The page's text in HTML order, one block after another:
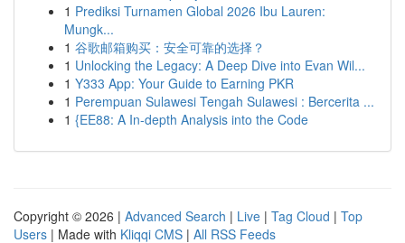
1 Prediksi Turnamen Global 2026 Ibu Lauren:
Mungk...
1 谷歌邮箱购买：安全可靠的选择？
1 Unlocking the Legacy: A Deep Dive into Evan Wil...
1 Y333 App: Your Guide to Earning PKR
1 Perempuan Sulawesi Tengah Sulawesi : Bercerita ...
1 {EE88: A In-depth Analysis into the Code
Copyright © 2026 | Advanced Search | Live | Tag Cloud | Top
Users | Made with Kliqqi CMS | All RSS Feeds